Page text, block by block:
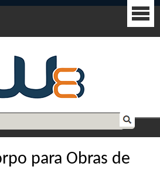
para Obras de